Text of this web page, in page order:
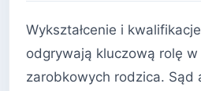
Wykształcenie i
odgrywają kluczową rolę
zarobkowych rodzica. Sąd